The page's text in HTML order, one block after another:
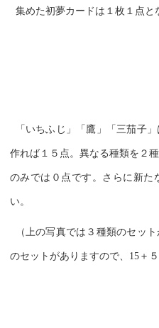
集めた初夢カードは１枚１点と
「いちふじ」「鷹」「三茄子
作れば１５点。異なる種類を２
のみでは０点です。さらに新た
い。
（上の写真では３種類のセッ
のセットがありますので、15＋